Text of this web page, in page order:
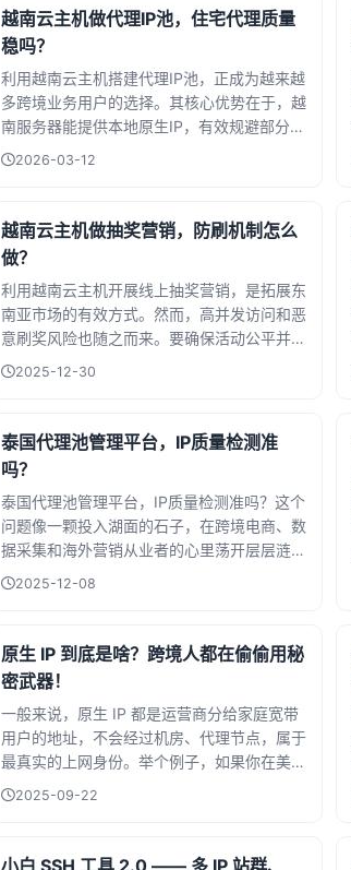
然而，数据准确性并非绝对，它受到当地网络
基础设施稳定性、代理服务商质量以及可能存
在的IP封锁等因素影响。若代理IP纯净且响应
迅速，数据可信度就高；反之则可能导致信息
失真。
越南云主机做代理IP池，住宅代理质量
稳吗？
利用越南云主机搭建代理IP池，正成为越来越
多跨境业务用户的选择。其核心优势在于，越
南服务器能提供本地原生IP，有效规避部分地
区的访问限制，尤其适合东南亚市场业务拓
本地真实家庭网络分配，隐匿性高，不易被目
标网站识别和封禁，从而保证了数据抓取、广
告验证等任务的稳定运行。当然，其最终效果
高度依赖于服务商的资源纯净度与网络管理能
力。
2026-03-12
越南云主机做抽奖营销，防刷机制怎么
做？
利用越南云主机开展线上抽奖营销，是拓展东
南亚市场的有效方式。然而，高并发访问和恶
意刷奖风险也随之而来。要确保活动公平并保
护服务器资源，一套严密的防刷机制至关重
指纹和cookie来识别并限制单一用户重复参
与。其次，强制绑定手机号或社交媒体账号进
行实名验证，能极大提高作弊成本。
2025-12-30
泰国代理池管理平台，IP质量检测准
吗？
泰国代理池管理平台，IP质量检测准吗？这个
问题像一颗投入湖面的石子，在跨境电商、数
据采集和海外营销从业者的心里荡开层层涟
漪。当我们依赖这些隐匿在曼谷数据中心里的
字楼里，技术总监诺帕拉特每天要处理超...
2025-12-08
原生 IP 到底是啥？跨境人都在偷偷用秘
密武器！
一般来说，原生 IP 都是运营商分给家庭宽带
用户的地址，不会经过机房、代理节点，属于
最真实的上网身份。举个例子，如果你在美国
某个小区拉了家庭宽带，ISP 给你的那个
2025-09-22
小白 SSH 工具 2.0 —— 多 IP 站群、